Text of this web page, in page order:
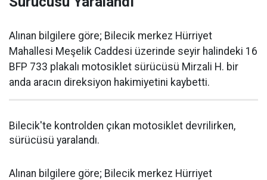
Alınan bilgilere göre; Bilecik merkez Hürriyet
Mahallesi Meşelik Caddesi üzerinde seyir halindeki 16
BFP 733 plakalı motosiklet sürücüsü Mirzali H. bir
anda aracın direksiyon hakimiyetini kaybetti.
Bilecik'te kontrolden çıkan motosiklet devrilirken,
sürücüsü yaralandı.
Alınan bilgilere göre; Bilecik merkez Hürriyet